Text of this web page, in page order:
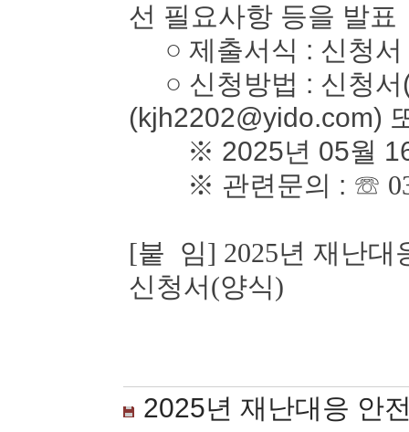
선 필요사항 등을 발표
○ 제출서식 : 신청서
○ 신청방법 : 신청서
(kjh2202@yido.com)
※ 2025년 05월 16
※ 관련문의 : ☏
[붙 임] 2025년 재난대
신청서(양식)
2025년 재난대응 안